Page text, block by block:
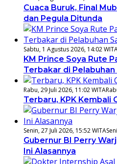
Cuaca Buruk, Final
dan Pegula Ditunda
Sabtu, 1 Agustus 2026, 14:02
KM Prince Soya Rute
Terbakar di Pelabuhan
Rabu, 29 Juli 2026, 11:02 WITA
Terbaru, KPK Kembali
Senin, 27 Juli 2026, 15:52 WITA
Gubernur BI Perry
Ini Alasannya